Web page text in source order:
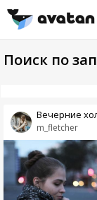
Поиск по
m_fletcher
Вечерние